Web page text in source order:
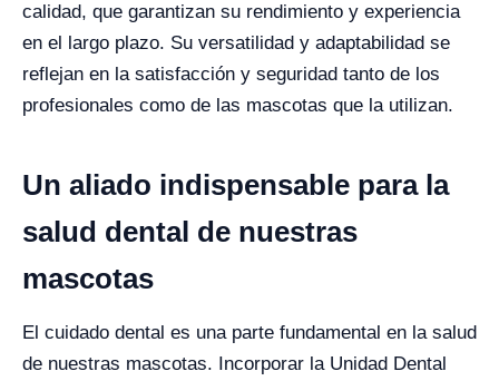
calidad, que garantizan su rendimiento y experiencia
en el largo plazo. Su versatilidad y adaptabilidad se
reflejan en la satisfacción y seguridad tanto de los
profesionales como de las mascotas que la utilizan.
Un aliado indispensable para la
salud dental de nuestras
mascotas
El cuidado dental es una parte fundamental en la salud
de nuestras mascotas. Incorporar la Unidad Dental